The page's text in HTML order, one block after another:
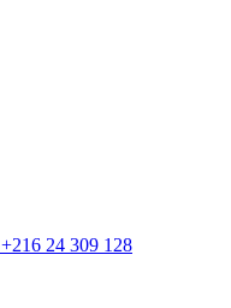
+216 24 309 128